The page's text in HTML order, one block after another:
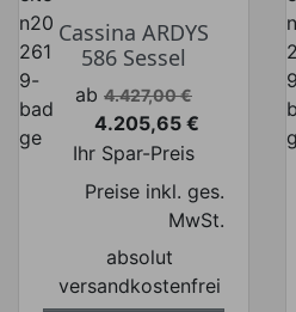
Cassina ARDYS
586 Sessel
Verkaufspreis
ab 4.427,00 €
Preis
4.205,65 €
Ihr Spar-Preis
Preise inkl. ges.
MwSt.
absolut
versandkostenfrei